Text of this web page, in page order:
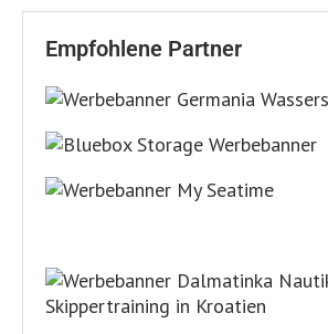
Empfohlene Partner